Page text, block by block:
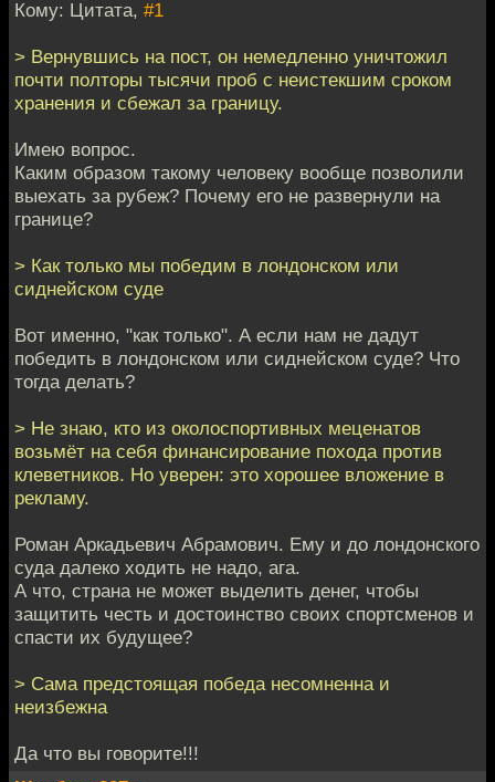
Кому: Цитата, #1
> Вернувшись на пост, он немедленно уничтожил
почти полторы тысячи проб с неистекшим сроком
хранения и сбежал за границу.
Имею вопрос.
Каким образом такому человеку вообще позволили
выехать за рубеж? Почему его не развернули на
границе?
> Как только мы победим в лондонском или
сиднейском суде
Вот именно, "как только". А если нам не дадут
победить в лондонском или сиднейском суде? Что
тогда делать?
> Не знаю, кто из околоспортивных меценатов
возьмёт на себя финансирование похода против
клеветников. Но уверен: это хорошее вложение в
рекламу.
Роман Аркадьевич Абрамович. Ему и до лондонского
суда далеко ходить не надо, ага.
А что, страна не может выделить денег, чтобы
защитить честь и достоинство своих спортсменов и
спасти их будущее?
> Сама предстоящая победа несомненна и
неизбежна
Да что вы говорите!!!